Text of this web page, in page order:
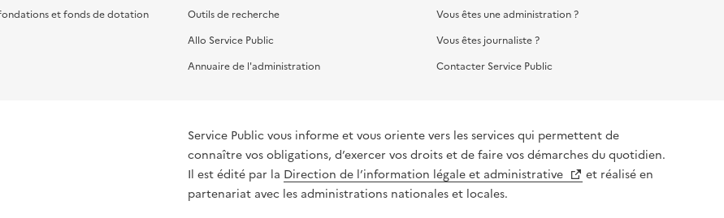
et fonds de dotation
Outils de recherche
Allo Service Public
Annuaire de l'administration
Vous êtes une administration ?
Vous êtes journaliste ?
Contacter Service Public
Service Public vous informe et vous oriente vers les services qui permettent de
connaître vos obligations, d’exercer vos droits et de faire vos démarches du quotidien.
Il est édité par la Direction de l’information légale et administrative
et réalisé en
partenariat avec les administrations nationales et locales.